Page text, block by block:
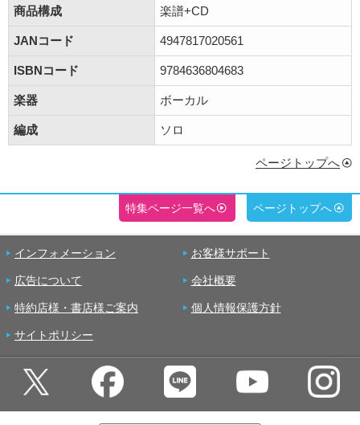
商品構成 楽譜+CD
JANコード 4947817020561
ISBNコード 9784636804683
楽器 ボーカル
編成 ソロ
ページトップへ
特集ページ一覧へ ページトップへ
インフォメーション お客様サポート
広告について 会社概要
特約店様・書店様ご案内 個人情報保護方針
サイトポリシー